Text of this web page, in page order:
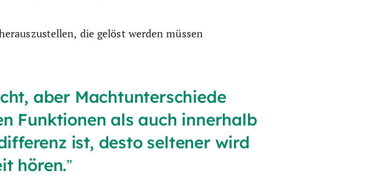
die gelöst werden müssen
aber Machtunterschiede
Funktionen als auch innerhalb
ist, desto seltener wird
hören.